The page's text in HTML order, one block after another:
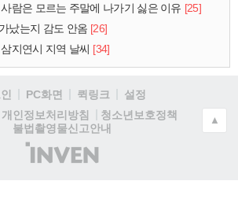
람은 모르는 주말에 나가기 싫은 이유 [25]
났는지 감도 안옴 [26]
지연시 지역 날씨 [34]
PC화면 퀵링크
설정
개인정보처리방침
청소년보호정책
불법촬영물신고안내
(주)
인
▲